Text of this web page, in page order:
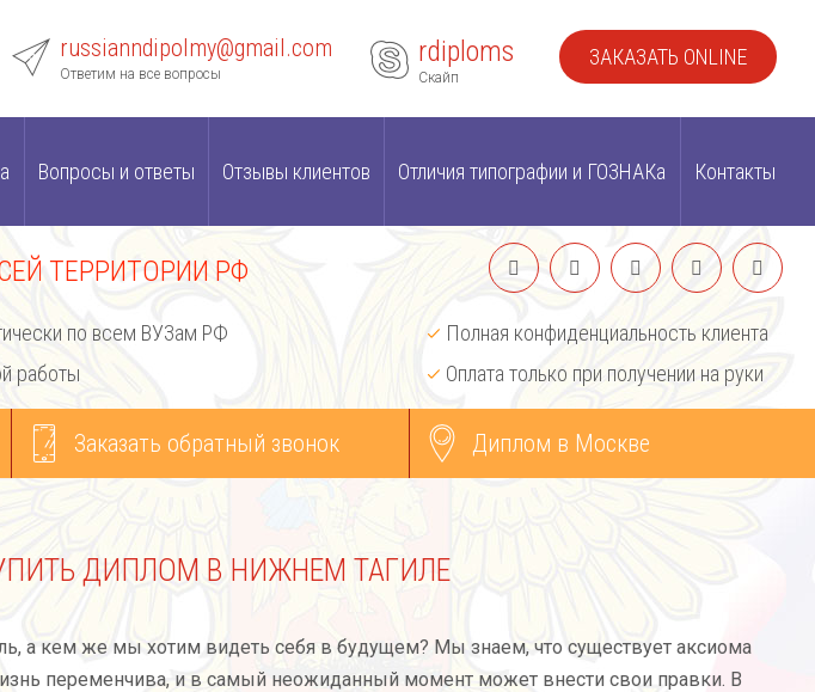
russianndipolmy@gmail.com
Ответим на все вопросы
rdiploms
Скайп
ЗАКАЗАТЬ ONLINE
Вопросы и ответы Отзывы клиентов Отличия типографии и ГОЗНАКа Контакты
ТЕРРИТОРИИ РФ
по всем ВУЗам РФ
работы
Полная конфиденциальность клиента
Оплата только при получении на руки
Заказать обратный звонок Диплом в Москве
ДИПЛОМ В НИЖНЕМ ТАГИЛЕ
а кем же мы хотим видеть себя в будущем? Мы знаем, что существует аксиома
переменчива, и в самый неожиданный момент может внести свои правки. В